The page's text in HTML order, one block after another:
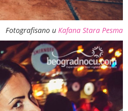
Fotografisano u Kafana Stara Pesma